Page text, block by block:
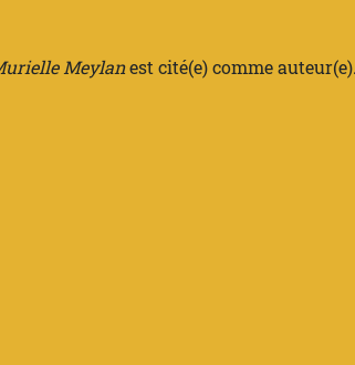
Meylanest cité(e) comme auteur(e).